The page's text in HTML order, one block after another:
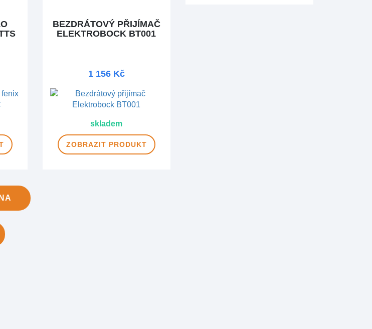
BEZDRÁTOVÝ PŘIJÍMAČ
ELEKTROBOCK BT001
1 156 Kč
skladem
ZOBRAZIT PRODUKT